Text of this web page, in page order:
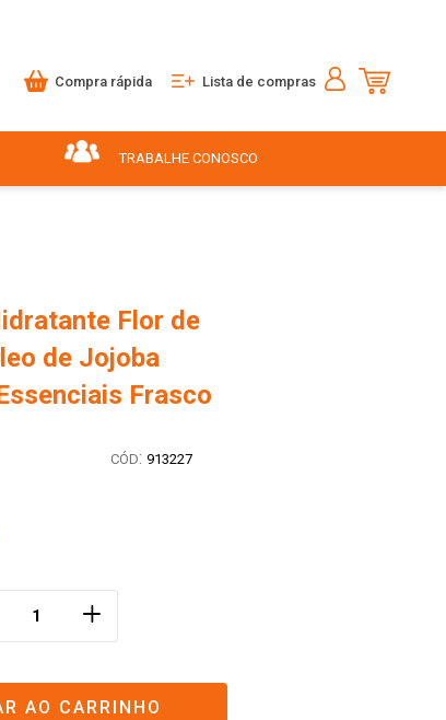
Compra rápida Lista de compras
TRABALHE CONOSCO
Flor de
de Jojoba
Frasco
: 913227
＋
AO CARRINHO